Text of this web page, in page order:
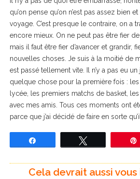
qu’on pense qu’on n’est pas assez bien
voyage. C’est presque le contraire, on a
encore mieux. On ne peut pas être fier
mais il faut être fier d’avancer et grandir,
nouvelles choses. Je suis à la moitié de
est passé tellement vite. Il n’y a pas eu un
quelque chose pour la première fois :
lycée, les premiers matchs de basket,
avec mes amis. Tous ces moments ont
parce que j’ai décidé de faire en sorte
Cela devrait aussi